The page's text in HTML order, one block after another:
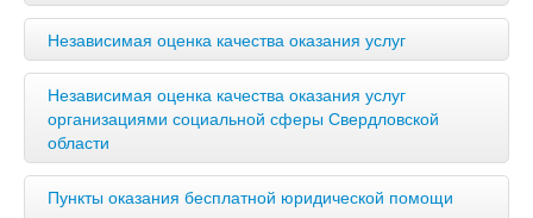
Независимая оценка качества оказания услуг
Независимая оценка качества оказания услуг
организациями социальной сферы Свердловской
области
Пункты оказания бесплатной юридической помощи